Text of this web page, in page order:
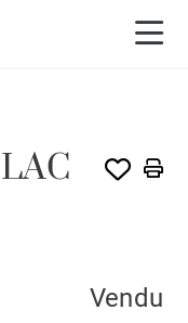
Vendu